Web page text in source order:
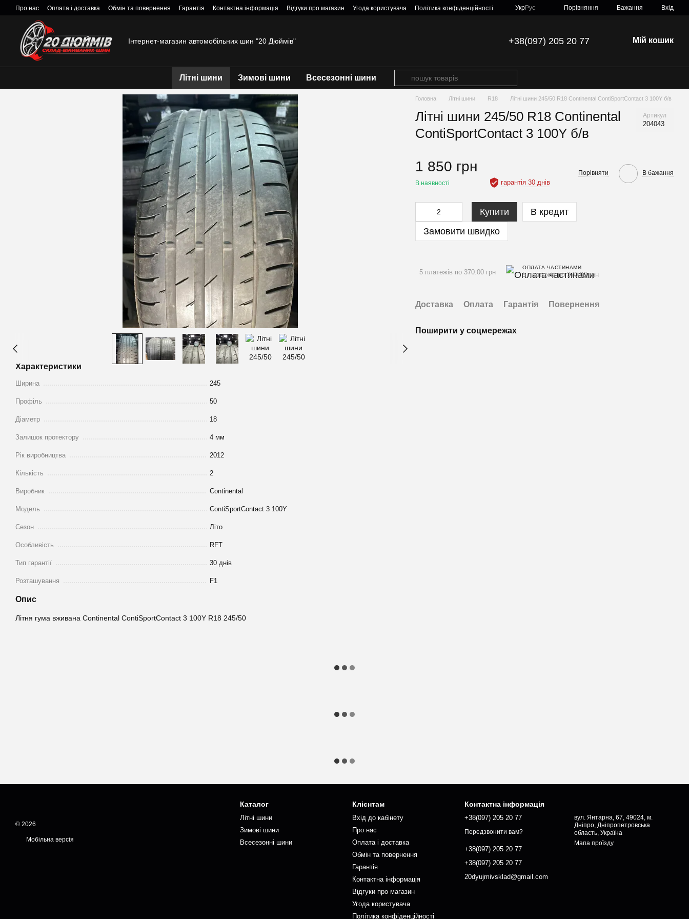
Перейти к основному контенту
Про нас Оплата і доставка Обмін та повернення Гарантія Контактна інформація Відгуки про магазин Угода користувача Політика конфіденційності УкрРус Порівняння Бажання Вхід
Інтернет-магазин автомобільних шин "20 Дюймів" +38(097) 205 20 77 Мій кошик
Літні шини Зимові шини Всесезонні шини
Характеристики
Ширина 245
Профіль 50
Діаметр 18
Залишок протектору 4 мм
Рік виробництва 2012
Кількість 2
Виробник Continental
Модель ContiSportContact 3 100Y
Сезон Літо
Особливість RFT
Тип гарантії 30 днів
Розташування F1
Головна Літні шини R18 Літні шини 245/50 R18 Continental ContiSportContact 3 100Y б/в
Літні шини 245/50 R18 Continental
ContiSportContact 3 100Y б/в
Артикул
204043
1 850 грн
гарантія 30 днів
В наявності
Порівняти В бажання
Купити
В кредит
Замовити швидко
5 платежів по 370.00 грн
ОПЛАТА ЧАСТИНАМИ
5 платежів по 370.00 грн
Доставка Оплата Гарантія Повернення
Поширити у соцмережах
Опис
Літня гума вживана Continental ContiSportContact 3 100Y R18 245/50
© 2026
Мобільна версія
Каталог
Літні шини
Зимові шини
Всесезонні шини
Клієнтам
Вхід до кабінету
Про нас
Оплата і доставка
Обмін та повернення
Гарантія
Контактна інформація
Відгуки про магазин
Угода користувача
Політика конфіденційності
Контактна інформація
+38(097) 205 20 77
Передзвонити вам?
+38(097) 205 20 77
+38(097) 205 20 77
20dyujmivsklad@gmail.com
вул. Янтарна, 67, 49024, м.
Дніпро, Дніпропетровська
область, Україна
Мапа проїзду